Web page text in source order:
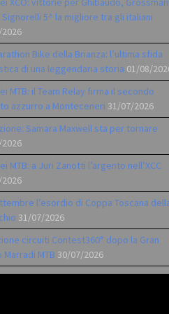
Signorelli 5^ la migliore tra gli italiani
Bike della Brianza: l’ultima sfida
di una leggendaria storia 01/08/
MTB: il Team Relay firma il secondo
azzurro a Monteceneri 31/07/2026
Samara Maxwell sta per tornare
MTB: a Juri Zanotti l’argento nell’XCC
l’esordio di Coppa Toscana
31/07/2026
circuiti Contest360° dopo la Gran
Marradi MTB 30/07/2026